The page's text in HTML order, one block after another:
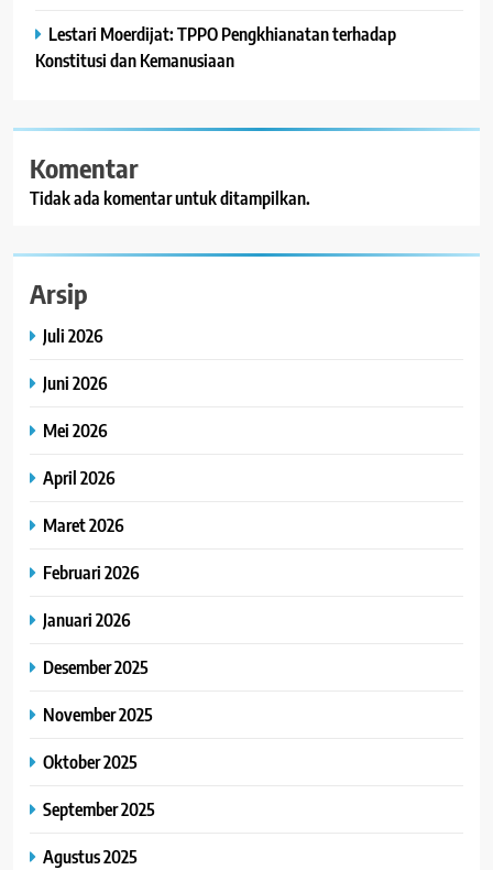
Lestari Moerdijat: TPPO Pengkhianatan terhadap
Konstitusi dan Kemanusiaan
Komentar
Tidak ada komentar untuk ditampilkan.
Arsip
Juli 2026
Juni 2026
Mei 2026
April 2026
Maret 2026
Februari 2026
Januari 2026
Desember 2025
November 2025
Oktober 2025
September 2025
Agustus 2025